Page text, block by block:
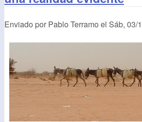
Enviado por Pablo Terramo el Sáb, 03/